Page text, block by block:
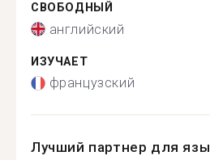
СВОБОДНЫЙ
английский
ИЗУЧАЕТ
французский
Лучший партнер для